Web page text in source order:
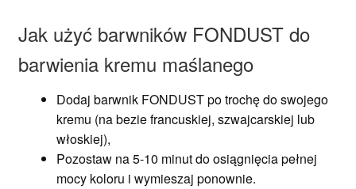
Jak użyć barwników FONDUST do
barwienia kremu maślanego
Dodaj barwnik FONDUST po trochę do swojego
kremu (na bezie francuskiej, szwajcarskiej lub
włoskiej),
Pozostaw na 5-10 minut do osiągnięcia pełnej
mocy koloru i wymieszaj ponownie.